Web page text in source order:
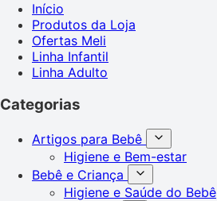
Início
Produtos da Loja
Ofertas Meli
Linha Infantil
Linha Adulto
Categorias
Artigos para Bebê
Higiene e Bem-estar
Bebê e Criança
Higiene e Saúde do Bebê